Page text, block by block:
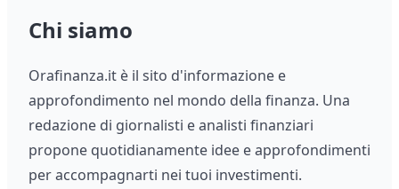
Chi siamo
Orafinanza.it è il sito d'informazione e
approfondimento nel mondo della finanza. Una
redazione di giornalisti e analisti finanziari
propone quotidianamente idee e approfondimenti
per accompagnarti nei tuoi investimenti.